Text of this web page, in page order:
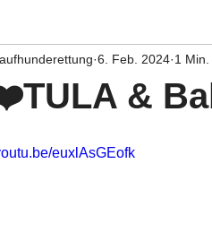
&
6. Feb. 2024 1
euxlAsGEofk